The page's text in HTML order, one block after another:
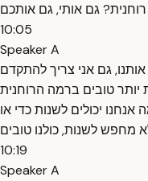
10:05
Speaker A
גם אני צריך להתקדם
יותר טובים ברמה הרוחנית
יכולים לשנות כדי או
לשנות, כולנו טובים
10:19
Speaker A